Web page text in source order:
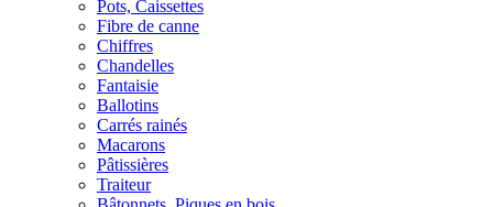
Pots, Caissettes
Fibre de canne
Chiffres
Chandelles
Fantaisie
Ballotins
Carrés rainés
Macarons
Pâtissières
Traiteur